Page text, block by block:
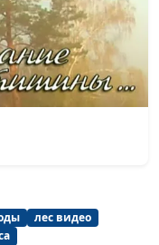
#475
#474
#473
лес видео